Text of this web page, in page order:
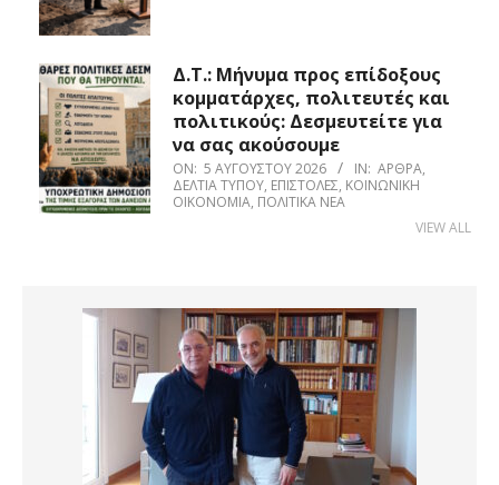
Δ.Τ.: Μήνυμα προς επίδοξους
κομματάρχες, πολιτευτές και
πολιτικούς: Δεσμευτείτε για
να σας ακούσουμε
ON: 5 ΑΥΓΟΎΣΤΟΥ 2026 IN: ΆΡΘΡΑ,
ΔΕΛΤΊΑ ΤΎΠΟΥ, ΕΠΙΣΤΟΛΈΣ, ΚΟΙΝΩΝΙΚΉ
ΟΙΚΟΝΟΜΊΑ, ΠΟΛΙΤΙΚΆ ΝΈΑ
VIEW ALL